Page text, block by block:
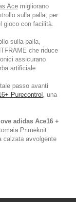
Ace migliorano
sulla palla, per
gioco con facilità.
sulla palla,
che riduce
assicurano
artificiale.
passo avanti
Purecontrol , una
adidas Ace16 +
Primeknit
calzata avvolgente